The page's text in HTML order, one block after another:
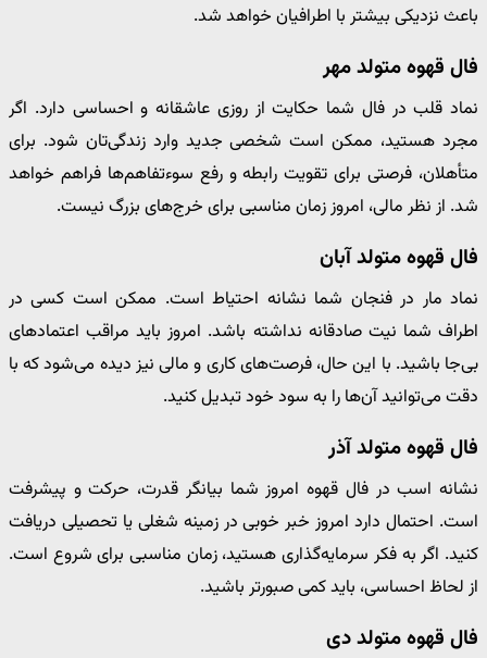
باعث نزدیکی بیشتر با اطرافیان خواهد شد.
فال قهوه متولد مهر
نماد قلب در فال شما حکایت از روزی عاشقانه و احساسی دارد. اگر
مجرد هستید، ممکن است شخصی جدید وارد زندگی‌تان شود. برای
متأهلان، فرصتی برای تقویت رابطه و رفع سوءتفاهم‌ها فراهم خواهد
شد. از نظر مالی، امروز زمان مناسبی برای خرج‌های بزرگ نیست.
فال قهوه متولد آبان
نماد مار در فنجان شما نشانه احتیاط است. ممکن است کسی در
اطراف شما نیت صادقانه نداشته باشد. امروز باید مراقب اعتمادهای
بی‌جا باشید. با این حال، فرصت‌های کاری و مالی نیز دیده می‌شود که با
دقت می‌توانید آن‌ها را به سود خود تبدیل کنید.
فال قهوه متولد آذر
نشانه اسب در فال قهوه امروز شما بیانگر قدرت، حرکت و پیشرفت
است. احتمال دارد امروز خبر خوبی در زمینه شغلی یا تحصیلی دریافت
کنید. اگر به فکر سرمایه‌گذاری هستید، زمان مناسبی برای شروع است.
از لحاظ احساسی، باید کمی صبورتر باشید.
فال قهوه متولد دی